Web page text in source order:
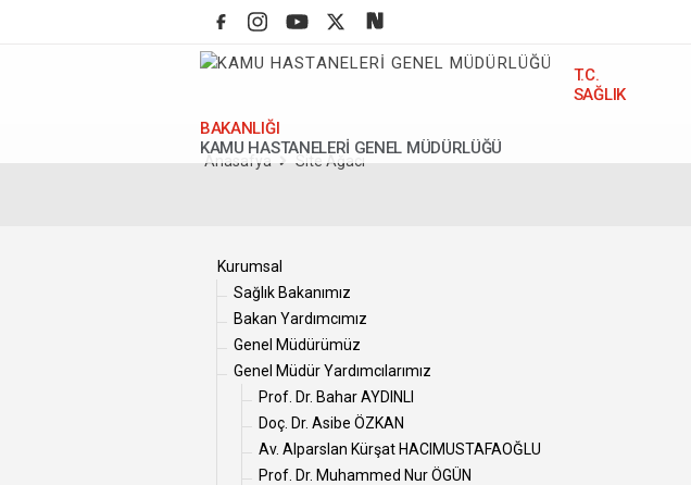
T.C.
SAĞLIK
BAKANLIĞI
KAMU HASTANELERİ GENEL MÜDÜRLÜĞÜ
Anasafya Site Ağacı
Kurumsal
Sağlık Bakanımız
Bakan Yardımcımız
Genel Müdürümüz
Genel Müdür Yardımcılarımız
Prof. Dr. Bahar AYDINLI
Doç. Dr. Asibe ÖZKAN
Av. Alparslan Kürşat HACIMUSTAFAOĞLU
Prof. Dr. Muhammed Nur ÖGÜN